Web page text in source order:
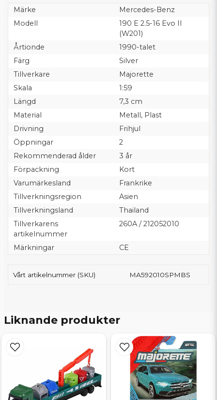
Märke
Mercedes-Benz
Modell
190 E 2.5-16 Evo II
(W201)
Årtionde
1990-talet
Färg
Silver
Tillverkare
Majorette
Skala
1:59
Längd
7,3 cm
Material
Metall, Plast
Drivning
Frihjul
Öppningar
2
Rekommenderad ålder
3 år
Förpackning
Kort
Varumärkesland
Frankrike
Tillverkningsregion
Asien
Tillverkningsland
Thailand
Tillverkarens
artikelnummer
260A / 212052010
Märkningar CE
Vårt artikelnummer (SKU) MA592010SPMBS
Liknande produkter